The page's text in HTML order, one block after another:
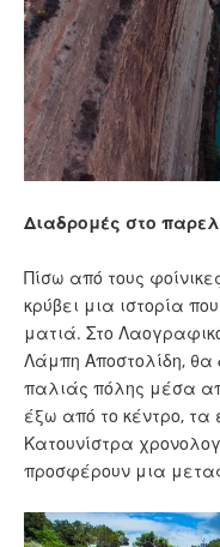
Διαδρομές στο
Πίσω από τους
κρύβει μια ιστορία
ματιά. Στο
Λάμπη Αποστολίδη, θα
παλιάς πόλης μέσα
έξω από το κέντρο, τα
Κατουνίστρα
προσφέρουν μια